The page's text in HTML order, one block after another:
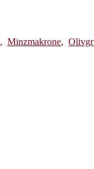
, Minzmakrone,